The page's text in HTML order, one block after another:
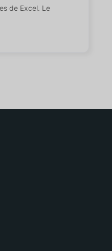
de Excel. Le